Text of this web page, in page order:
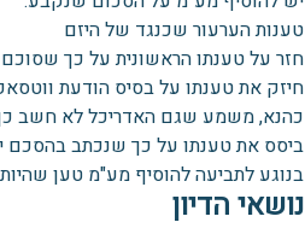
טענות הערעור שכנגד של היזם
חזר על טענתו הראשונית על כך
כהנא, משמע שגם האדריכל לא חשב
ביסס את טענתו על כך שנכתב בהסכם י' בכתב ידו אחרי סעיף 3
בנוגע לתביעה להוסיף מע"מ טען
נושאי הדיון